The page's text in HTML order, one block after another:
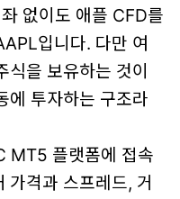
없이도 애플 CFD를
입니다. 다만 여
을 보유하는 것이
에 투자하는 구조라
MT5 플랫폼에 접속
가격과 스프레드, 거